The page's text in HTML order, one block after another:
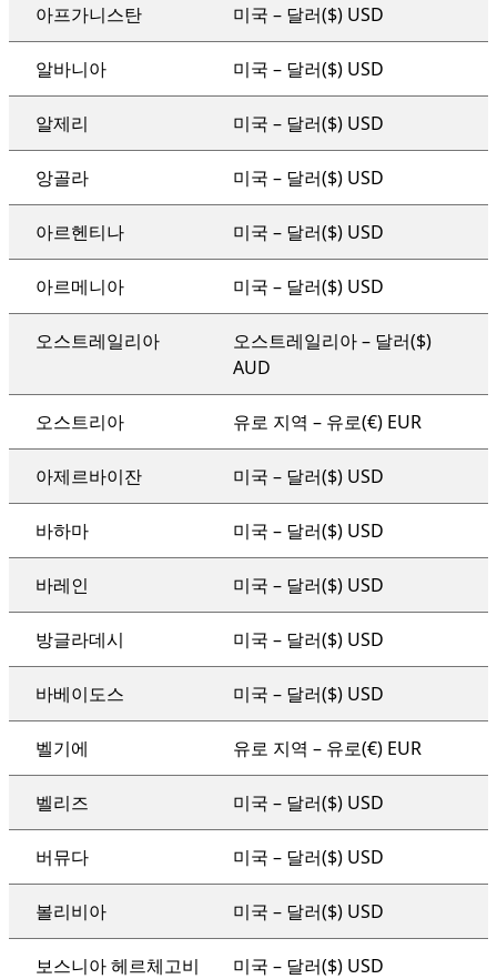
아프가니스탄 미국 – 달러($) USD
알바니아 미국 – 달러($) USD
알제리 미국 – 달러($) USD
앙골라 미국 – 달러($) USD
아르헨티나 미국 – 달러($) USD
아르메니아 미국 – 달러($) USD
오스트레일리아
오스트레일리아 – 달러($)
AUD
오스트리아 유로 지역 – 유로(€) EUR
아제르바이잔 미국 – 달러($) USD
바하마 미국 – 달러($) USD
바레인 미국 – 달러($) USD
방글라데시 미국 – 달러($) USD
바베이도스 미국 – 달러($) USD
벨기에 유로 지역 – 유로(€) EUR
벨리즈 미국 – 달러($) USD
버뮤다 미국 – 달러($) USD
볼리비아 미국 – 달러($) USD
보스니아 헤르체고비
미국 – 달러($) USD